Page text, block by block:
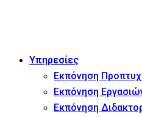
Υπηρεσίες
Εκπόνηση
Εκπόνηση
Εκπόνηση